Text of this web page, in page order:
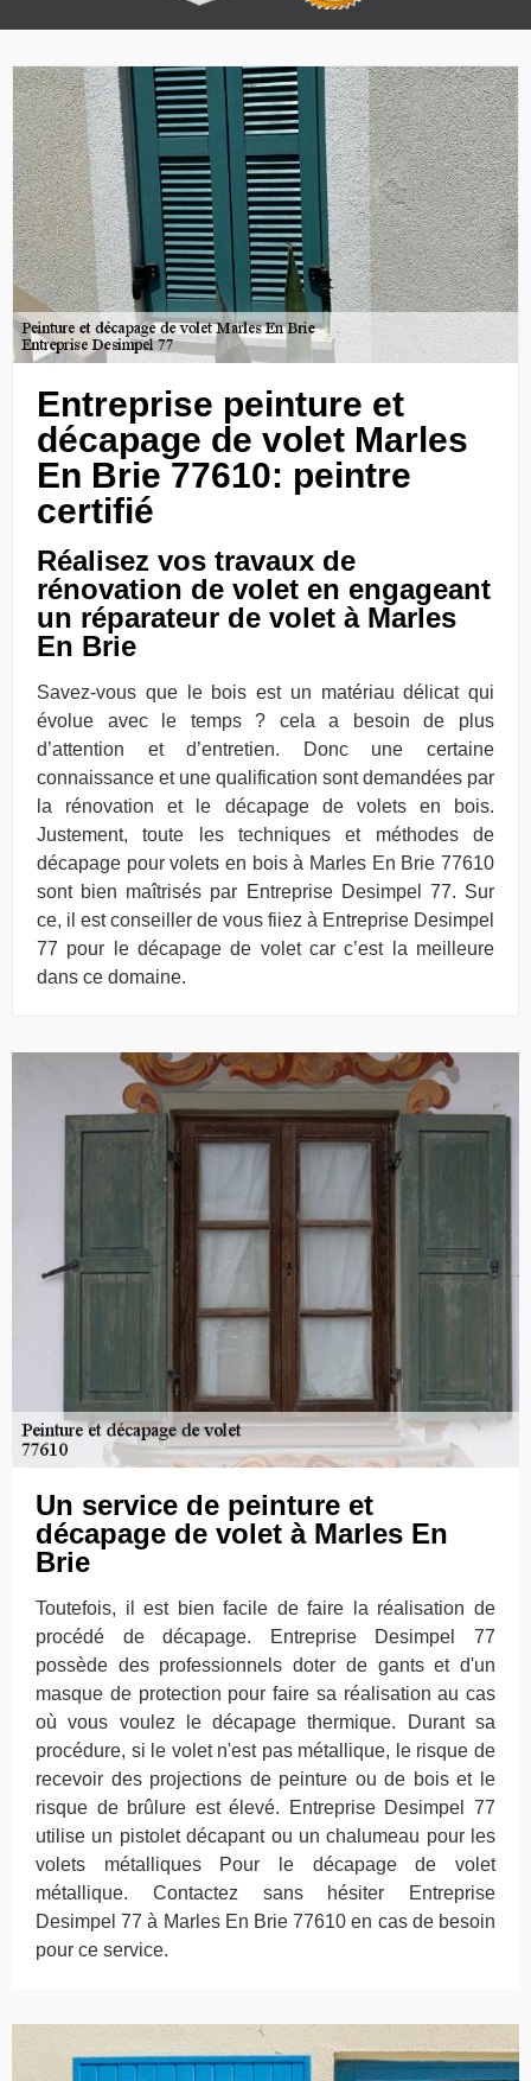
Entreprise peinture et
décapage de volet Marles
En Brie 77610: peintre
certifié
Réalisez vos travaux de
rénovation de volet en engageant
un réparateur de volet à Marles
En Brie
Savez-vous que le bois est un matériau délicat qui
évolue avec le temps ? cela a besoin de plus
d’attention et d’entretien. Donc une certaine
connaissance et une qualification sont demandées par
la rénovation et le décapage de volets en bois.
Justement, toute les techniques et méthodes de
décapage pour volets en bois à Marles En Brie 77610
sont bien maîtrisés par Entreprise Desimpel 77. Sur
ce, il est conseiller de vous fiiez à Entreprise Desimpel
77 pour le décapage de volet car c’est la meilleure
dans ce domaine.
Un service de peinture et
décapage de volet à Marles En
Brie
Toutefois, il est bien facile de faire la réalisation de
procédé de décapage. Entreprise Desimpel 77
possède des professionnels doter de gants et d'un
masque de protection pour faire sa réalisation au cas
où vous voulez le décapage thermique. Durant sa
procédure, si le volet n'est pas métallique, le risque de
recevoir des projections de peinture ou de bois et le
risque de brûlure est élevé. Entreprise Desimpel 77
utilise un pistolet décapant ou un chalumeau pour les
volets métalliques Pour le décapage de volet
métallique. Contactez sans hésiter Entreprise
Desimpel 77 à Marles En Brie 77610 en cas de besoin
pour ce service.